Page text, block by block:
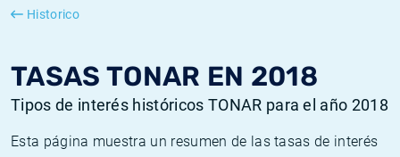
Historico
TASAS TONAR EN 2018
Tipos de interés históricos TONAR para el año 2018
Esta página muestra un resumen de las tasas de interés
SONIA
Inflación Estadounidense
TONAR - histórico